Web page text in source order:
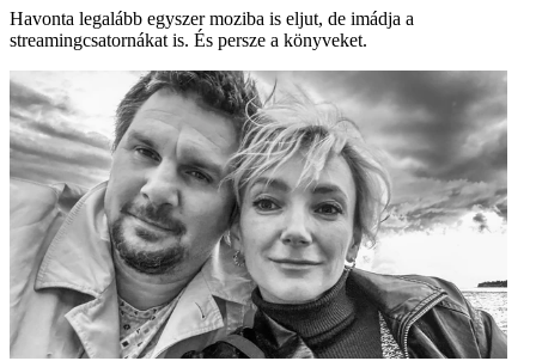
Havonta legalább egyszer moziba is eljut, de imádja a
streamingcsatornákat is. És persze a könyveket.